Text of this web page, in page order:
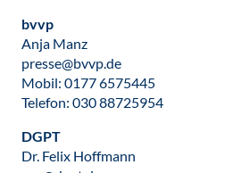
bvvp
Anja Manz
presse@bvvp.de
Mobil: 0177 6575445
Telefon: 030 88725954
DGPT
Dr. Felix Hoffmann